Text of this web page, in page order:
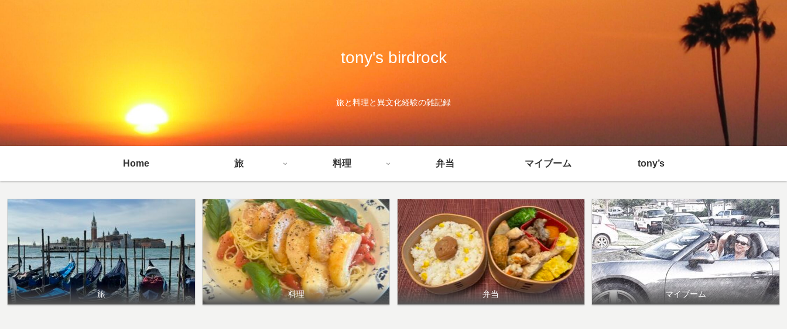
tony's birdrock
旅と料理と異文化経験の雑記録
Home 旅 料理 弁当 マイブーム tony’s
旅 料理 弁当 マイブーム